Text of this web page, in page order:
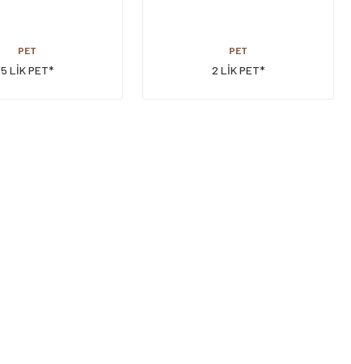
PET
5 LİK PET*
PET
2 LİK PET*